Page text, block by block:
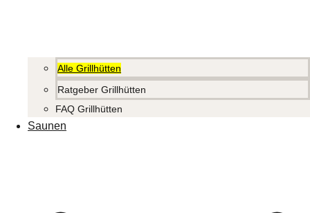
Alle Grillhütten
Ratgeber Grillhütten
FAQ Grillhütten
Saunen